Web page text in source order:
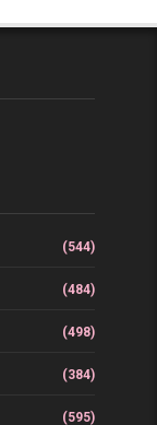
(544)
(484)
(498)
(384)
(595)